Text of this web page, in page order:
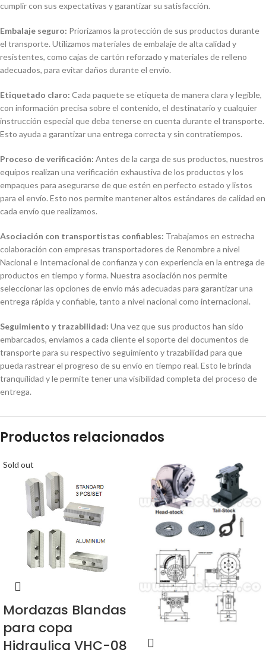
cumplir con sus expectativas y garantizar su satisfacción.
Embalaje seguro: Priorizamos la protección de sus productos durante
el transporte. Utilizamos materiales de embalaje de alta calidad y
resistentes, como cajas de cartón reforzado y materiales de relleno
adecuados, para evitar daños durante el envío.
Etiquetado claro: Cada paquete se etiqueta de manera clara y legible,
con información precisa sobre el contenido, el destinatario y cualquier
instrucción especial que deba tenerse en cuenta durante el transporte.
Esto ayuda a garantizar una entrega correcta y sin contratiempos.
Proceso de verificación: Antes de la carga de sus productos, nuestros
equipos realizan una verificación exhaustiva de los productos y los
empaques para asegurarse de que estén en perfecto estado y listos
para el envío. Esto nos permite mantener altos estándares de calidad en
cada envío que realizamos.
Asociación con transportistas confiables: Trabajamos en estrecha
colaboración con empresas transportadores de Renombre a nivel
Nacional e Internacional de confianza y con experiencia en la entrega de
productos en tiempo y forma. Nuestra asociación nos permite
seleccionar las opciones de envío más adecuadas para garantizar una
entrega rápida y confiable, tanto a nivel nacional como internacional.
Seguimiento y trazabilidad: Una vez que sus productos han sido
embarcados, enviamos a cada cliente el soporte del documentos de
transporte para su respectivo seguimiento y trazabilidad para que
pueda rastrear el progreso de su envío en tiempo real. Esto le brinda
tranquilidad y le permite tener una visibilidad completa del proceso de
entrega.
Productos relacionados
Sold out
Mordazas Blandas
para copa
Hidraulica VHC-08